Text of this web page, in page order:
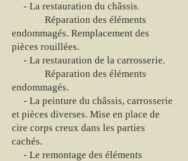
- La restauration du châssis.
Réparation des éléments
endommagés. Remplacement des
pièces rouillées.
- La restauration de la carrosserie.
Réparation des éléments
endommagés.
- La peinture du châssis, carrosserie
et pièces diverses. Mise en place de
cire corps creux dans les parties
cachés.
- Le remontage des éléments